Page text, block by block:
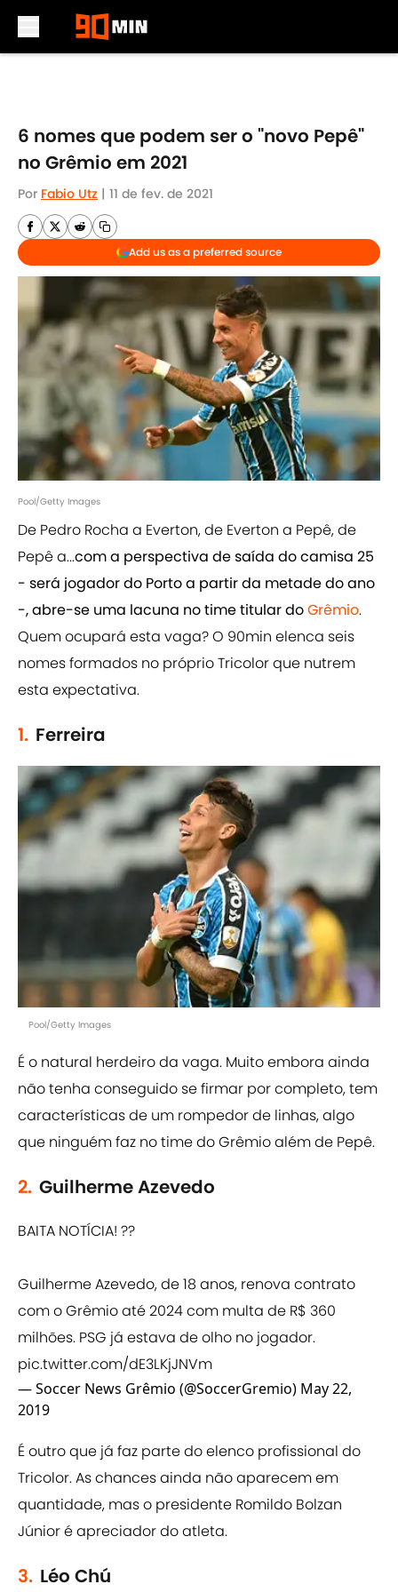
6 nomes que podem ser o "novo Pepê"
no Grêmio em 2021
Por Fabio Utz | 11 de fev. de 2021
Add us as a preferred source
Pool/Getty Images
De Pedro Rocha a Everton, de Everton a Pepê, de
Pepê a...com a perspectiva de saída do camisa 25
- será jogador do Porto a partir da metade do ano
-, abre-se uma lacuna no time titular doGrêmio.
Quem ocupará esta vaga? O 90min elenca seis
nomes formados no próprio Tricolor que nutrem
esta expectativa.
1. Ferreira
Pool/Getty Images
É o natural herdeiro da vaga. Muito embora ainda
não tenha conseguido se firmar por completo, tem
características de um rompedor de linhas, algo
que ninguém faz no time do Grêmio além de Pepê.
2. Guilherme Azevedo
BAITA NOTÍCIA! ??
Guilherme Azevedo, de 18 anos, renova contrato
com o Grêmio até 2024 com multa de R$ 360
milhões. PSG já estava de olho no jogador.
pic.twitter.com/dE3LKjJNVm
— Soccer News Grêmio (@SoccerGremio) May 22,
2019
É outro que já faz parte do elenco profissional do
Tricolor. As chances ainda não aparecem em
quantidade, mas o presidente Romildo Bolzan
Júnior é apreciador do atleta.
3. Léo Chú